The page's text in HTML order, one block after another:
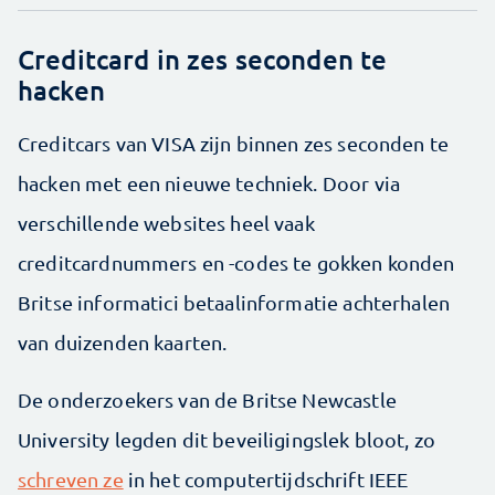
Creditcard in zes seconden te
hacken
Creditcars van VISA zijn binnen zes seconden te
hacken met een nieuwe techniek. Door via
verschillende websites heel vaak
creditcardnummers en -codes te gokken konden
Britse informatici betaalinformatie achterhalen
van duizenden kaarten.
De onderzoekers van de Britse Newcastle
University legden dit beveiligingslek bloot, zo
schreven ze in het computertijdschrift IEEE